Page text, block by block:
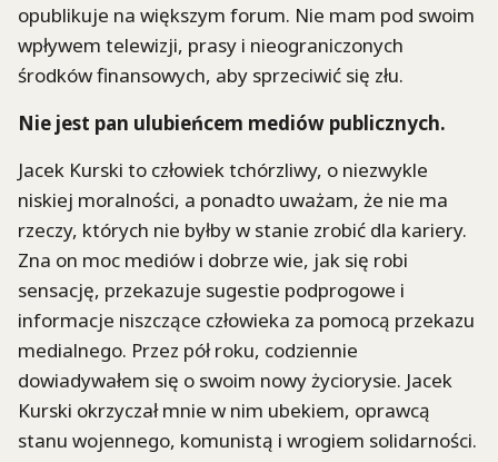
opublikuje na większym forum. Nie mam pod swoim
wpływem telewizji, prasy i nieograniczonych
środków finansowych, aby sprzeciwić się złu.
Nie jest pan ulubieńcem mediów publicznych.
Jacek Kurski to człowiek tchórzliwy, o niezwykle
niskiej moralności, a ponadto uważam, że nie ma
rzeczy, których nie byłby w stanie zrobić dla kariery.
Zna on moc mediów i dobrze wie, jak się robi
sensację, przekazuje sugestie podprogowe i
informacje niszczące człowieka za pomocą przekazu
medialnego. Przez pół roku, codziennie
dowiadywałem się o swoim nowy życiorysie. Jacek
Kurski okrzyczał mnie w nim ubekiem, oprawcą
stanu wojennego, komunistą i wrogiem solidarności.